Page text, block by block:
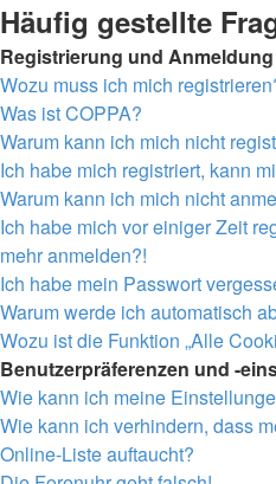
Häufig gestellte
Registrierung und Anmeldung
Wozu muss ich mich
Was ist COPPA?
Warum kann ich mich nicht
Ich habe mich registriert, kann
Warum kann ich mich nicht
Ich habe mich vor einiger Zeit
mehr anmelden?!
Ich habe mein Passwort
Warum werde ich automatisch
Wozu ist die Funktion „Alle
Benutzerpräferenzen und -
Wie kann ich meine
Wie kann ich verhindern, dass
Online-Liste auftaucht?